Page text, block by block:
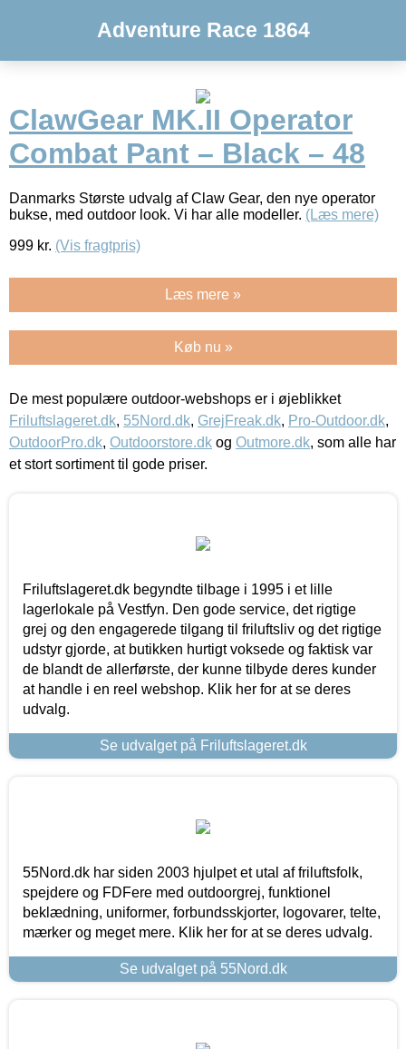
Adventure Race 1864
ClawGear MK.II Operator
Combat Pant – Black – 48
Danmarks Største udvalg af Claw Gear, den nye operator
bukse, med outdoor look. Vi har alle modeller. (Læs mere)
999 kr. (Vis fragtpris)
Læs mere »
Køb nu »
De mest populære outdoor-webshops er i øjeblikket
Friluftslageret.dk, 55Nord.dk, GrejFreak.dk, Pro-Outdoor.dk,
OutdoorPro.dk, Outdoorstore.dk og Outmore.dk, som alle har
et stort sortiment til gode priser.
Friluftslageret.dk begyndte tilbage i 1995 i et lille
lagerlokale på Vestfyn. Den gode service, det rigtige
grej og den engagerede tilgang til friluftsliv og det rigtige
udstyr gjorde, at butikken hurtigt voksede og faktisk var
de blandt de allerførste, der kunne tilbyde deres kunder
at handle i en reel webshop. Klik her for at se deres
udvalg.
Se udvalget på Friluftslageret.dk
55Nord.dk har siden 2003 hjulpet et utal af friluftsfolk,
spejdere og FDFere med outdoorgrej, funktionel
beklædning, uniformer, forbundsskjorter, logovarer, telte,
mærker og meget mere. Klik her for at se deres udvalg.
Se udvalget på 55Nord.dk